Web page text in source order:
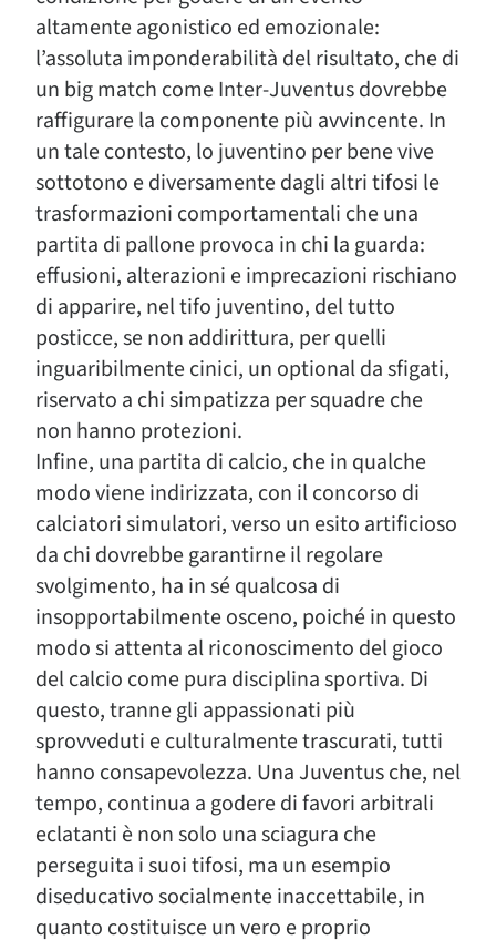
altamente agonistico ed emozionale:
l’assoluta imponderabilità del risultato, che di
un big match come Inter-Juventus dovrebbe
raffigurare la componente più avvincente. In
un tale contesto, lo juventino per bene vive
sottotono e diversamente dagli altri tifosi le
trasformazioni comportamentali che una
partita di pallone provoca in chi la guarda:
effusioni, alterazioni e imprecazioni rischiano
di apparire, nel tifo juventino, del tutto
posticce, se non addirittura, per quelli
inguaribilmente cinici, un optional da sfigati,
riservato a chi simpatizza per squadre che
non hanno protezioni.
Infine, una partita di calcio, che in qualche
modo viene indirizzata, con il concorso di
calciatori simulatori, verso un esito artificioso
da chi dovrebbe garantirne il regolare
svolgimento, ha in sé qualcosa di
insopportabilmente osceno, poiché in questo
modo si attenta al riconoscimento del gioco
del calcio come pura disciplina sportiva. Di
questo, tranne gli appassionati più
sprovveduti e culturalmente trascurati, tutti
hanno consapevolezza. Una Juventus che, nel
tempo, continua a godere di favori arbitrali
eclatanti è non solo una sciagura che
perseguita i suoi tifosi, ma un esempio
diseducativo socialmente inaccettabile, in
quanto costituisce un vero e proprio